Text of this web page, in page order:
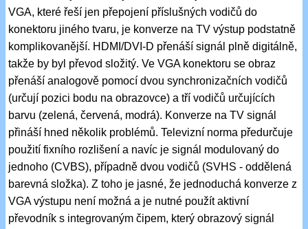
VGA, které řeší jen přepojení příslušných vodičů do
konektoru jiného tvaru, je konverze na TV výstup podstatně
komplikovanější. HDMI/DVI-D přenáší signál plně digitálně,
takže by byl převod složitý. Ve VGA konektoru se obraz
přenáší analogově pomocí dvou synchronizačních vodičů
(určují pozici bodu na obrazovce) a tří vodičů určujících
barvu (zelená, červená, modrá). Konverze na TV signál
přináší hned několik problémů. Televizní norma předurčuje
použití fixního rozlišení a navíc je signál modulovaný do
jednoho (CVBS), případně dvou vodičů (SVHS - oddělená
barevná složka). Z toho je jasné, že jednoduchá konverze z
VGA výstupu není možná a je nutné použít aktivní
převodník s integrovaným čipem, který obrazový signál